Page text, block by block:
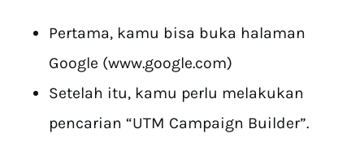
Pertama, kamu bisa buka halaman
Google (www.google.com)
Setelah itu, kamu perlu melakukan
pencarian “UTM Campaign Builder”.